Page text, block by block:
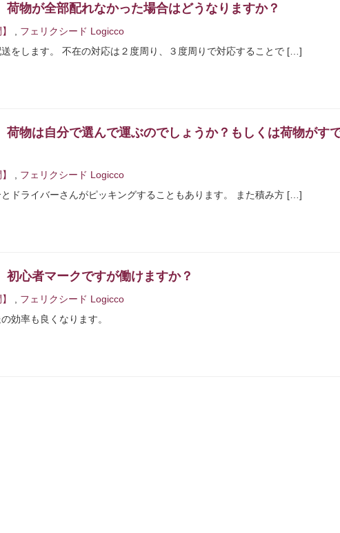
荷物が全部配れなかった場合はどうなりますか？
フェリクシード Logicco
をします。 不在の対応は２度周り、３度周りで対応することで […]
荷物は自分で選んで運ぶのでしょうか？もしくは荷物がす
フェリクシード Logicco
ドライバーさんがピッキングすることもあります。 また積み方 […]
初心者マークですが働けますか？
フェリクシード Logicco
効率も良くなります。